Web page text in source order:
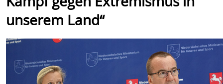
unserem Land“